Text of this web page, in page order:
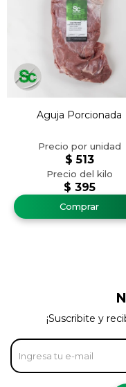
Aguja Porcionada
$ 395
$ 513
¡Suscribite y